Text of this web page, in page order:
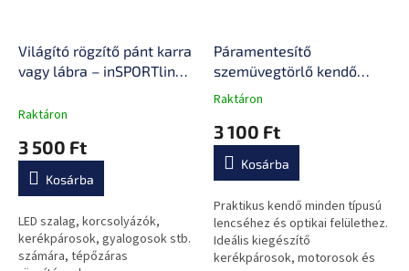
Világító rögzítő pánt karra
vagy lábra – inSPORTline
Raktáron
3 500 Ft
Kosárba
LED szalag, korcsolyázók,
kerékpárosok, gyalogosok stb.
számára, tépőzáras
Páramentesítő
szemüvegtörlő kendő
inSPORTline Streep,
48 órás hatás, 15 x 17 cm
A
átlagos
értékelése
0,0
csillag.
Raktáron
3 100 Ft
Kosárba
Praktikus kendő minden típusú
lencséhez és optikai felülethez.
Ideális kiegészítő
kerékpárosok, motorosok és